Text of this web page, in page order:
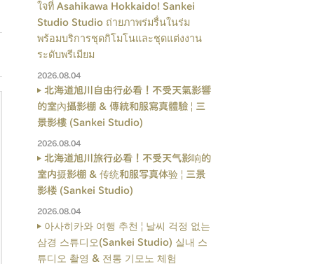
ใจที่ Asahikawa Hokkaido! Sankei
Studio Studio ถ่ายภาพร่มรื่นในร่ม
พร้อมบริการชุดกิโมโนและชุดแต่งงาน
ระดับพรีเมียม
2026.08.04
北海道旭川自由行必看！不受天氣影響
的室內攝影棚 & 傳統和服寫真體驗 | 三
景影樓 (Sankei Studio)
2026.08.04
北海道旭川旅行必看！不受天气影响的
室内摄影棚 & 传统和服写真体验 | 三景
影楼 (Sankei Studio)
2026.08.04
아사히카와 여행 추천 | 날씨 걱정 없는
삼경 스튜디오(Sankei Studio) 실내 스
튜디오 촬영 & 전통 기모노 체험